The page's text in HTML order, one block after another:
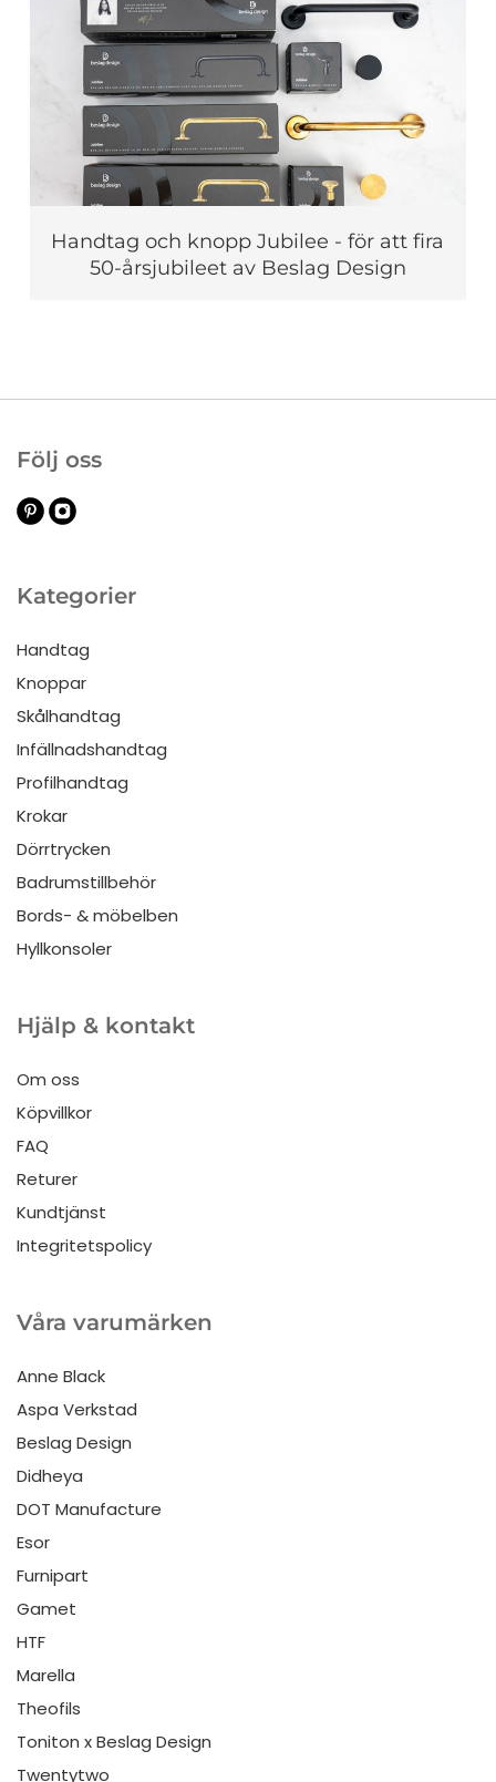
Handtag och knopp Jubilee - för att fira
50-årsjubileet av Beslag Design
Kategorier
Handtag
Knoppar
Skålhandtag
Infällnadshandtag
Profilhandtag
Krokar
Dörrtrycken
Badrumstillbehör
Bords- & möbelben
Hyllkonsoler
Hjälp & kontakt
Om oss
Köpvillkor
FAQ
Returer
Kundtjänst
Integritetspolicy
Våra varumärken
Anne Black
Aspa Verkstad
Beslag Design
Didheya
DOT Manufacture
Esor
Furnipart
Gamet
HTF
Marella
Theofils
Toniton x Beslag Design
Twentytwo
Följ oss